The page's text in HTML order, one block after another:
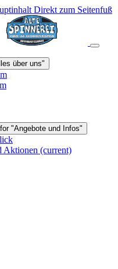
Direkt zum Seitenfuß
über uns"
"Angebote und Infos"
Aktionen (current)